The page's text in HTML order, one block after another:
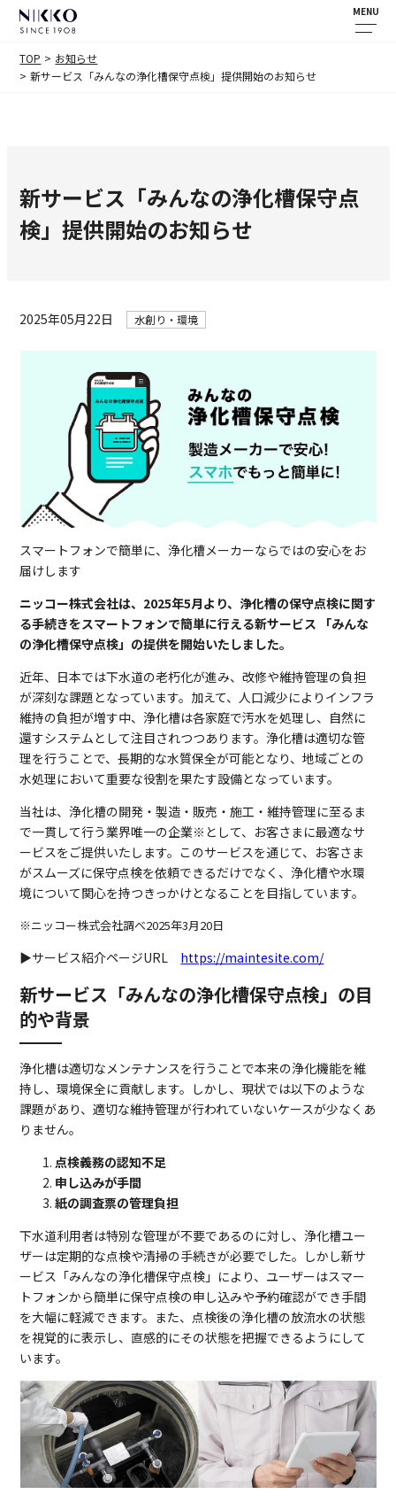
MENU
TOP
お知らせ
新サービス「みんなの浄化槽保守点検」提供開始のお知らせ
新サービス「みんなの浄化槽保守点
検」提供開始のお知らせ
2025年05月22日 水創り・環境
スマートフォンで簡単に、浄化槽メーカーならではの安心をお
届けします
ニッコー株式会社は、2025年5月より、浄化槽の保守点検に関す
る手続きをスマートフォンで簡単に行える新サービス 「みんな
の浄化槽保守点検」の提供を開始いたしました。
近年、日本では下水道の老朽化が進み、改修や維持管理の負担
が深刻な課題となっています。加えて、人口減少によりインフラ
維持の負担が増す中、浄化槽は各家庭で汚水を処理し、自然に
還すシステムとして注目されつつあります。浄化槽は適切な管
理を行うことで、長期的な水質保全が可能となり、地域ごとの
水処理において重要な役割を果たす設備となっています。
当社は、浄化槽の開発・製造・販売・施工・維持管理に至るま
で一貫して行う業界唯一の企業※として、お客さまに最適なサ
ービスをご提供いたします。このサービスを通じて、お客さま
がスムーズに保守点検を依頼できるだけでなく、浄化槽や水環
境について関心を持つきっかけとなることを目指しています。
※ニッコー株式会社調べ2025年3月20日
▶︎サービス紹介ページURL https://maintesite.com/
新サービス「みんなの浄化槽保守点検」の目
的や背景
浄化槽は適切なメンテナンスを行うことで本来の浄化機能を維
持し、環境保全に貢献します。しかし、現状では以下のような
課題があり、適切な維持管理が行われていないケースが少なくあ
りません。
点検義務の認知不足
申し込みが手間
紙の調査票の管理負担
下水道利用者は特別な管理が不要であるのに対し、浄化槽ユー
ザーは定期的な点検や清掃の手続きが必要でした。しかし新サ
ービス「みんなの浄化槽保守点検」により、ユーザーはスマー
トフォンから簡単に保守点検の申し込みや予約確認ができ手間
を大幅に軽減できます。また、点検後の浄化槽の放流水の状態
を視覚的に表示し、直感的にその状態を把握できるようにして
います。